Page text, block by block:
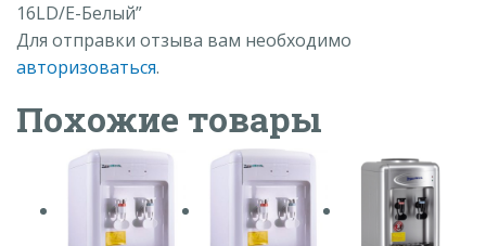
16LD/E-Белый”
Для отправки отзыва вам необходимо
авторизоваться.
Похожие товары